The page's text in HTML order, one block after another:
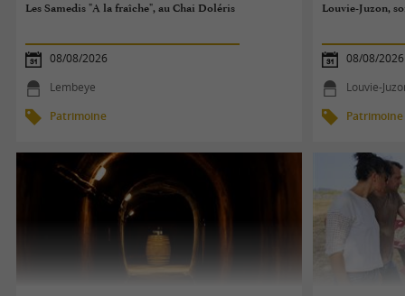
Les Samedis "A la fraîche", au Chai Doléris
08/08/2026
Lembeye
Patrimoine
Louvie-Juzon,
08/08/2026
Louvie-
Patrimoine